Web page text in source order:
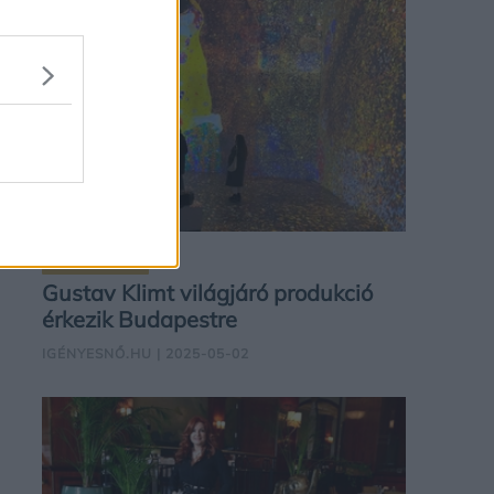
Gustav Klimt világjáró produkció
érkezik Budapestre